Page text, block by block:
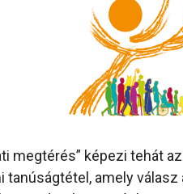
megtérés” képezi tehát
tanúságtétel, amely